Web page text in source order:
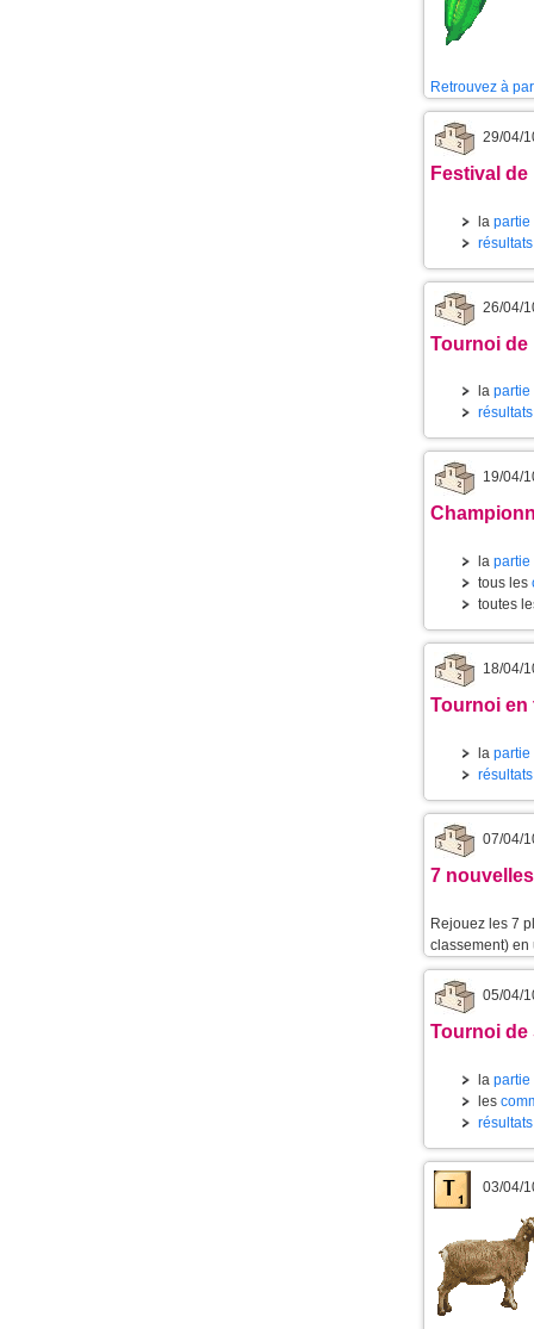
Retrouvez à
29/04/
Festival
la partie
26/04/
Tournoi de
la partie
19/04/
la partie
tous les
toutes
18/04/
Tournoi en
la partie
07/04/
7
Rejouez les 7
classement)
05/04/
Tournoi de
la partie
les
03/04/